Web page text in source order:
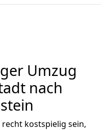
Umzug
nach
kostspielig sein,